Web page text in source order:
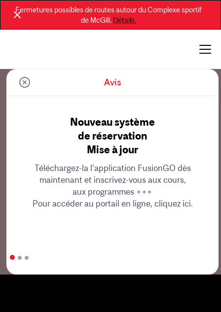
Fermetures possibles de routes autour du Complexe sportif
de McGill. Détails.
Avis
Nouveau système
de réservation
Mise à jour
Téléchargez-la l'application FusionGO dès
maintenant et inscrivez-vous aux cours,
aux programmes +++
Pour accéder au portail en ligne, cliquez ici.